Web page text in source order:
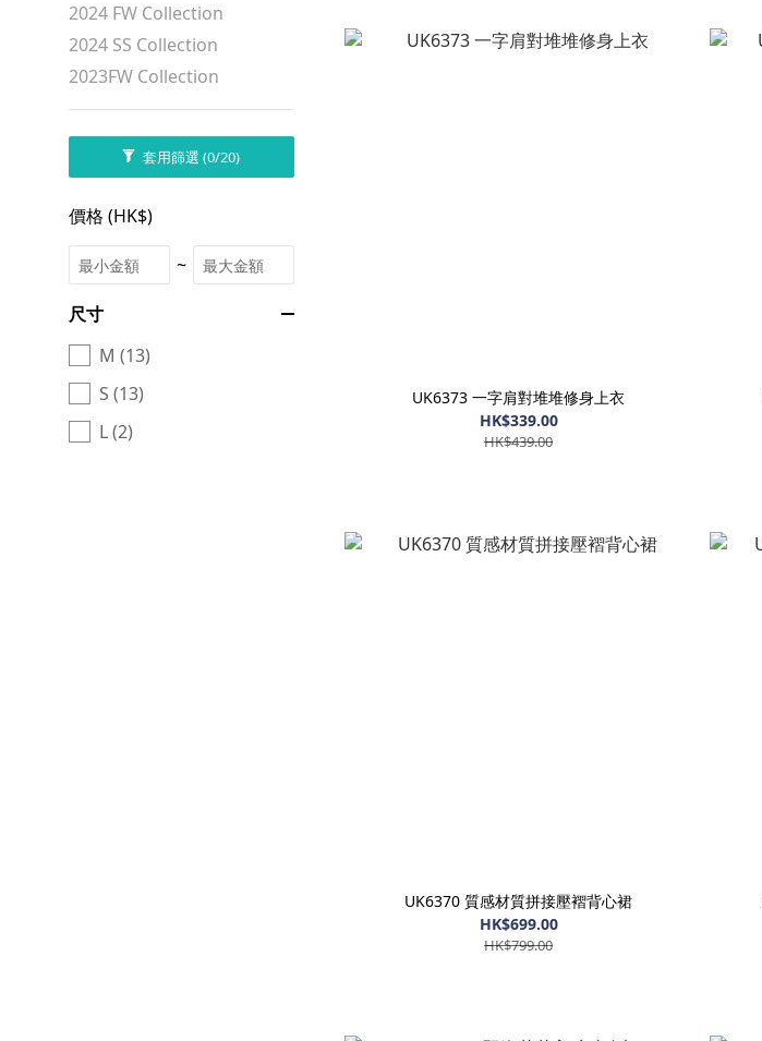
2024 FW Collection
2024 SS Collection
2023FW Collection
套用篩選(0/20)
價格 (HK$)
~
尺寸
M (13)
S (13)
L (2)
UK6373 一字肩對堆堆修身上衣
HK$339.00
HK$439.00
UK6370 質感材質拼接壓褶背心裙
HK$699.00
HK$799.00